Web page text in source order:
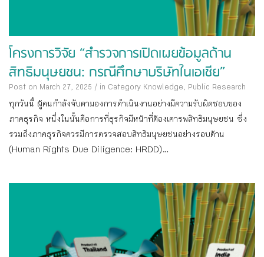
โครงการวิจัย “สำรวจการเปิดเผยข้อมูลด้าน
สิทธิมนุษยชน: กรณีศึกษาบริษัทในเอเชีย”
Post on March 27, 2025 / in Category Knowledge, Public Research
ทุกวันนี้ ผู้คนกำลังจับตามองการดำเนินงานอย่างมีความรับผิดชอบของ
ภาคธุรกิจ หนึ่งในนั้นคือการที่ธุรกิจมีหน้าที่ต้องเคารพสิทธิมนุษยชน ซึ่ง
รวมถึงภาคธุรกิจควรมีการตรวจสอบสิทธิมนุษยชนอย่างรอบด้าน
(Human Rights Due Diligence: HRDD)...